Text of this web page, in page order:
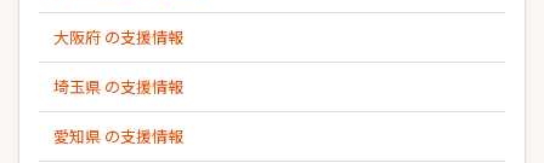
大阪府 の支援情報
埼玉県 の支援情報
愛知県 の支援情報